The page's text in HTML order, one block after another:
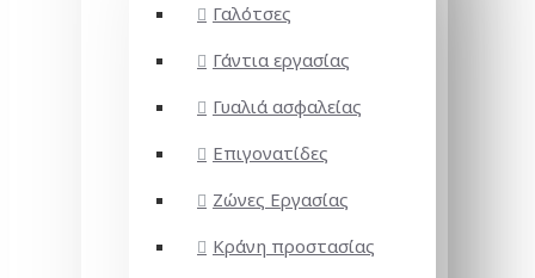
Γαλότσες
Γάντια εργασίας
Γυαλιά ασφαλείας
Επιγονατίδες
Ζώνες Εργασίας
Κράνη προστασίας